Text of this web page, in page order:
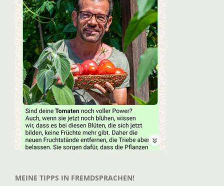
MEINE TIPPS IN FREMDSPRACHEN!